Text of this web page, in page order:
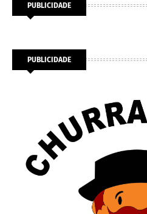
PUBLICIDADE
PUBLICIDADE